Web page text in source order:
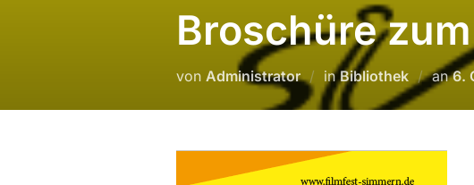
Broschüre
von Administrator inBibliothek an6.